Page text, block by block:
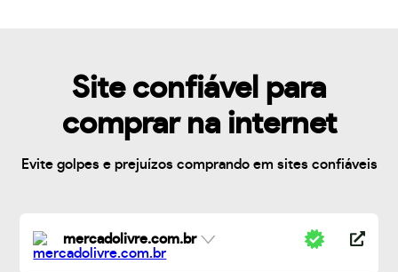
Site confiável para
comprar na internet
Evite golpes e prejuízos comprando em sites confiáveis
mercadolivre.com.br